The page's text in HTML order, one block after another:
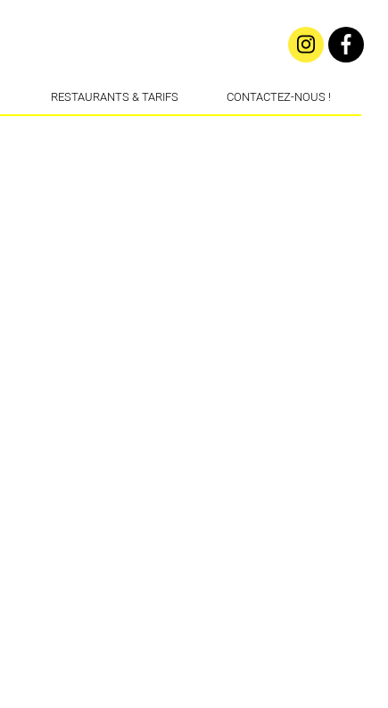
RESTAURANTS & TARIFS CONTACTEZ-NOUS !